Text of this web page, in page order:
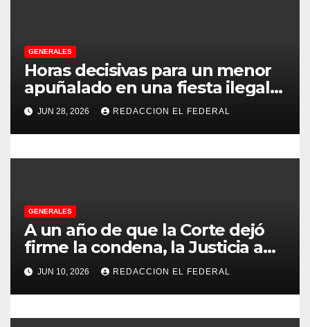
e
e
n
t
r
d
a
s
GENERALES
Horas decisivas para un menor
apuñalado en una fiesta ilegal
con más de 500 asistentes en
Chilecito
JUN 28, 2026 REDACCION EL FEDERAL
GENERALES
A un año de que la Corte dejó
firme la condena, la Justicia aún
no pudo decomisarle ni un peso
a CFK
JUN 10, 2026 REDACCION EL FEDERAL